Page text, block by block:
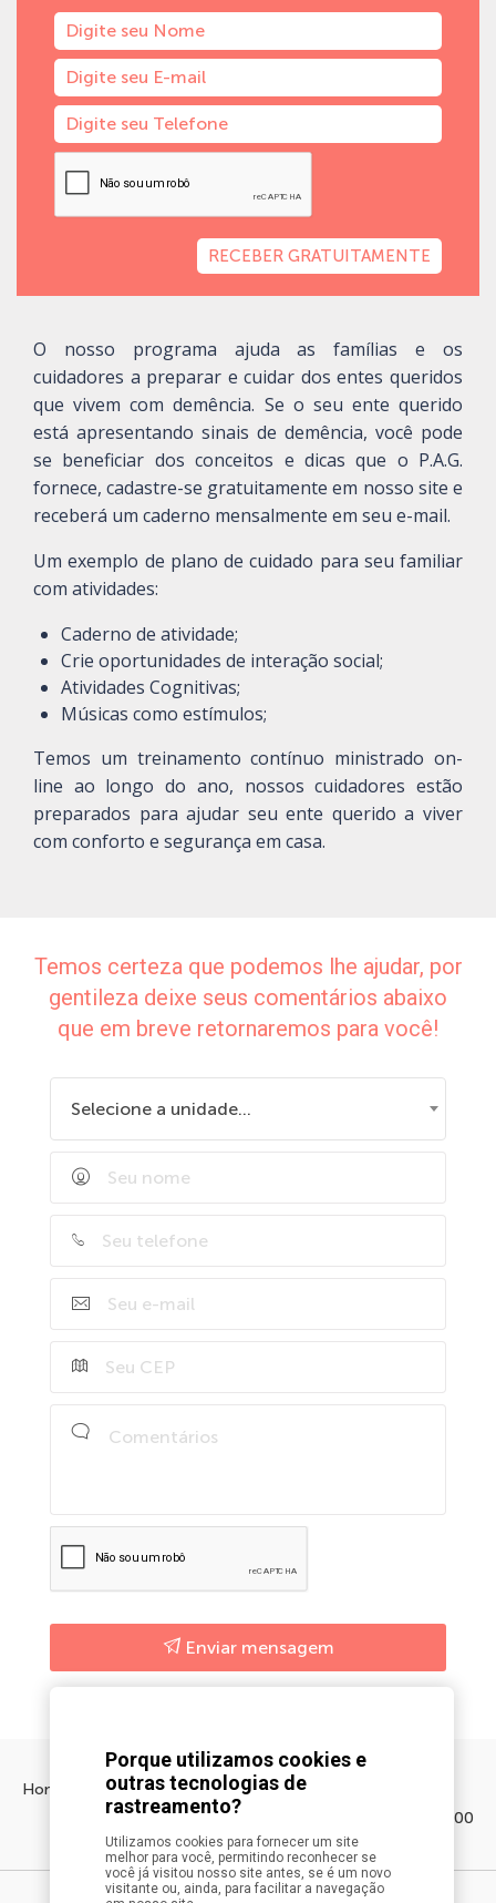
RECEBER GRATUITAMENTE
O nosso programa ajuda as famílias e os
cuidadores a preparar e cuidar dos entes queridos
que vivem com demência. Se o seu ente querido
está apresentando sinais de demência, você pode
se beneficiar dos conceitos e dicas que o P.A.G.
fornece, cadastre-se gratuitamente em nosso site e
receberá um caderno mensalmente em seu e-mail.
Um exemplo de plano de cuidado para seu familiar
com atividades:
Caderno de atividade;
Crie oportunidades de interação social;
Atividades Cognitivas;
Músicas como estímulos;
Temos um treinamento contínuo ministrado on-
line ao longo do ano, nossos cuidadores estão
preparados para ajudar seu ente querido a viver
com conforto e segurança em casa.
Temos certeza que podemos lhe ajudar, por
gentileza deixe seus comentários abaixo
que em breve retornaremos para você!
Selecione a unidade...
Enviar mensagem
Home Sobre a LifeStars
Contato
Entre em contato 11 4564-1000
Porque utilizamos cookies e
outras tecnologias de
rastreamento?
Utilizamos cookies para fornecer um site
melhor para você, permitindo reconhecer se
você já visitou nosso site antes, se é um novo
visitante ou, ainda, para facilitar a navegação